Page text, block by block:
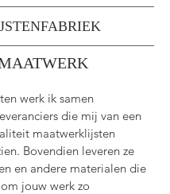
werk ik samen
die mij van een
maatwerklijsten
Bovendien leveren ze
en andere materialen die
jouw werk zo